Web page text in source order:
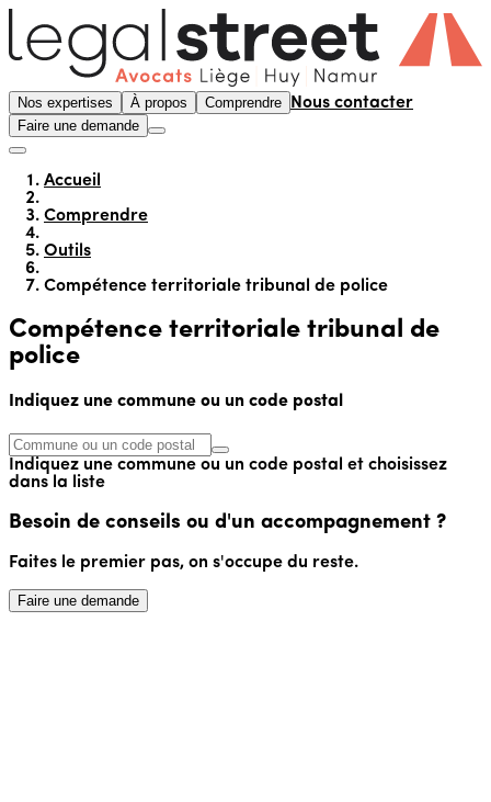
Nos expertises À propos Comprendre Nous contacter
Faire une demande
Accueil
Comprendre
Outils
Compétence territoriale tribunal de police
Compétence territoriale tribunal de
police
Indiquez une commune ou un code postal
Indiquez une commune ou un code postal et choisissez
dans la liste
Besoin de conseils ou d'un accompagnement ?
Faites le premier pas, on s'occupe du reste.
Faire une demande